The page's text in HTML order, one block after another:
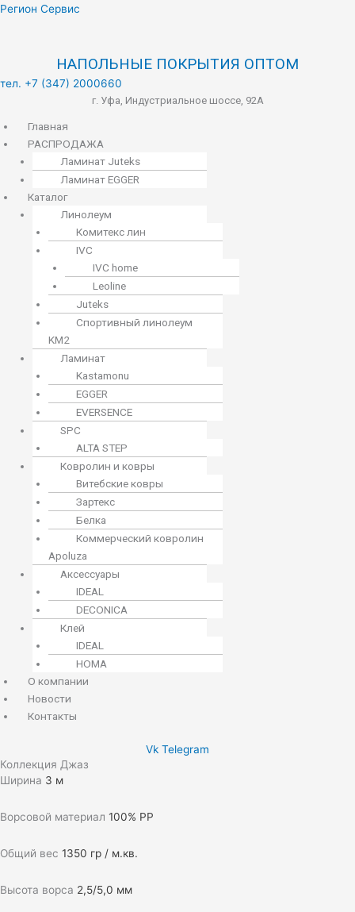
Регион Сервис
НАПОЛЬНЫЕ ПОКРЫТИЯ ОПТОМ
тел. +7 (347) 2000660
г. Уфа, Индустриальное шоссе, 92А
Меню
Главная
РАСПРОДАЖА
Ламинат Juteks
Ламинат EGGER
Каталог
Линолеум
Комитекс лин
IVC
IVC home
Leoline
Juteks
Спортивный линолеум
KM2
Ламинат
Kastamonu
EGGER
EVERSENCE
SPC
ALTA STEP
Ковролин и ковры
Витебские ковры
Зартекс
Белка
Коммерческий ковролин
Apoluza
Аксессуары
IDEAL
DECONICA
Клей
IDEAL
HOMA
О компании
Новости
Контакты
Vk Telegram
Коллекция Джаз
Ширина 3 м
Ворсовой материал 100% РР
Общий вес 1350 гр / м.кв.
Высота ворса 2,5/5,0 мм